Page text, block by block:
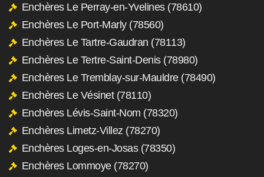
Enchères Le Perray-en-Yvelines (78610)
Enchères Le Port-Marly (78560)
Enchères Le Tartre-Gaudran (78113)
Enchères Le Tertre-Saint-Denis (78980)
Enchères Le Tremblay-sur-Mauldre (78490)
Enchères Le Vésinet (78110)
Enchères Lévis-Saint-Nom (78320)
Enchères Limetz-Villez (78270)
Enchères Loges-en-Josas (78350)
Enchères Lommoye (78270)